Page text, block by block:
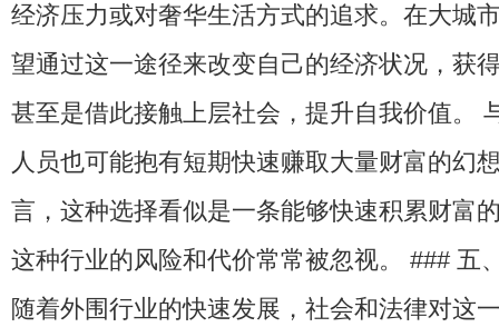
经济压力或对奢华生活方式的追求。在大城
望通过这一途径来改变自己的经济状况，获
甚至是借此接触上层社会，提升自我价值。
人员也可能抱有短期快速赚取大量财富的幻
言，这种选择看似是一条能够快速积累财富
这种行业的风险和代价常常被忽视。 ### 五
随着外围行业的快速发展，社会和法律对这